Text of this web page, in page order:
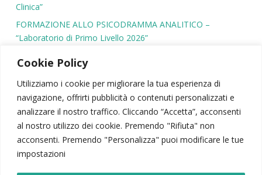
Cookie Policy
Utilizziamo i cookie per migliorare la tua esperienza di
navigazione, offrirti pubblicità o contenuti personalizzati e
analizzare il nostro traffico. Cliccando “Accetta”, acconsenti
al nostro utilizzo dei cookie. Premendo "Rifiuta" non
acconsenti. Premendo "Personalizza" puoi modificare le tue
impostazioni
Clinica”
FORMAZIONE ALLO PSICODRAMMA ANALITICO –
“Laboratorio di Primo Livello 2026”
SIPSA| PSICODRAMMA | ATTIVITÀ SCIENTIFICA
CONTATTI |AREA RISERVATA |NEWSLETTER
© 2026 – Società Italiana di Psicodramma Analitico